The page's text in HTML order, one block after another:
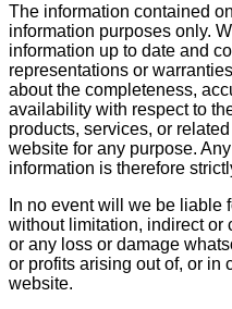
The information contained
information purposes only.
information up to date and
representations or
about the completeness,
availability with respect to
products, services, or
website for any purpose.
information is therefore
In no event will we be liable
without limitation, indirect or
or any loss or damage
or profits arising out of, or in
website.